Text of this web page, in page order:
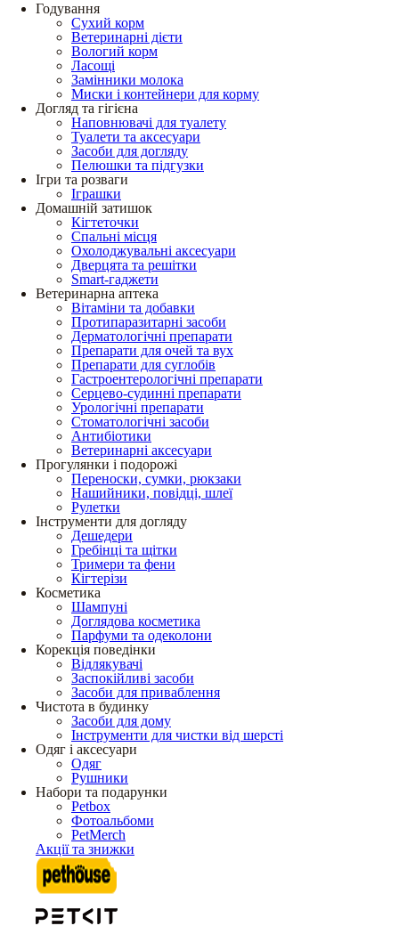
Годування
Сухий корм
Ветеринарні дієти
Вологий корм
Ласощі
Замінники молока
Миски і контейнери для корму
Догляд та гігієна
Наповнювачі для туалету
Туалети та аксесуари
Засоби для догляду
Пелюшки та підгузки
Ігри та розваги
Іграшки
Домашній затишок
Кігтеточки
Спальні місця
Охолоджувальні аксесуари
Дверцята та решітки
Smart-гаджети
Ветеринарна аптека
Вітаміни та добавки
Протипаразитарні засоби
Дерматологічні препарати
Препарати для очей та вух
Препарати для суглобів
Гастроентерологічні препарати
Серцево-судинні препарати
Урологічні препарати
Стоматологічні засоби
Антибіотики
Ветеринарні аксесуари
Прогулянки і подорожі
Переноски, сумки, рюкзаки
Нашийники, повідці, шлеї
Рулетки
Інструменти для догляду
Дешедери
Гребінці та щітки
Тримери та фени
Кігтерізи
Косметика
Шампуні
Доглядова косметика
Парфуми та одеколони
Корекція поведінки
Відлякувачі
Заспокійливі засоби
Засоби для приваблення
Чистота в будинку
Засоби для дому
Інструменти для чистки від шерсті
Одяг і аксесуари
Одяг
Рушники
Набори та подарунки
Petbox
Фотоальбоми
PetMerch
Акції та знижки